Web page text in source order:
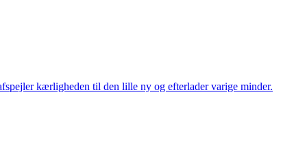
kærligheden til den lille ny og efterlader varige minder.